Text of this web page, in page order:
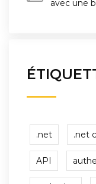
avec une
.net .net
API